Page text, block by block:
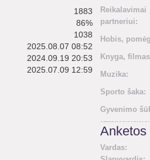
1883
86%
1038
2025.08.07 08:52
2024.09.19 20:53
2025.07.09 12:59
Reikalavimai
partneriui:
Hobis,
Knyga,
Muzika:
Sporto šaka:
Gyvenimo
Anketos
Vardas: